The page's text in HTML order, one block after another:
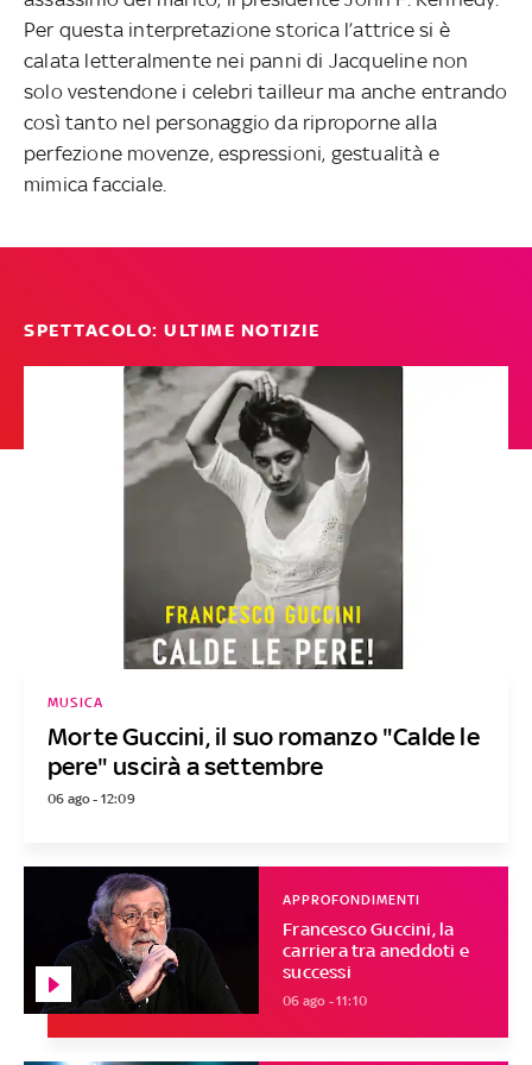
Per questa interpretazione storica l’attrice si è
calata letteralmente nei panni di Jacqueline non
solo vestendone i celebri tailleur ma anche entrando
così tanto nel personaggio da riproporne alla
perfezione movenze, espressioni, gestualità e
mimica facciale.
SPETTACOLO: ULTIME NOTIZIE
Morte Guccini, il suo romanzo "Calde le
pere" uscirà a settembre
MUSICA
06 ago - 12:09
Francesco Guccini, la
carriera tra aneddoti e
successi
APPROFONDIMENTI
06 ago - 11:10